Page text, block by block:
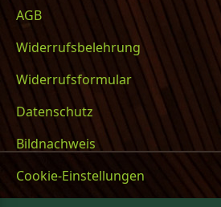
AGB
Widerrufsbelehrung
Widerrufsformular
Datenschutz
Bildnachweis
Cookie-Einstellungen